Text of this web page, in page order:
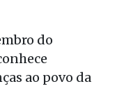
do
ao povo da